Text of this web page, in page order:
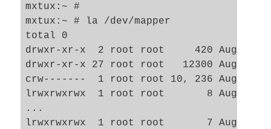
mxtux:~ #
mxtux:~ # la /dev/mapper
total 0
drwxr-xr-x  2 root root     420 Aug  6
drwxr-xr-x 27 root root   12300 Aug  6
crw-------  1 root root 10, 236 Aug  6
lrwxrwxrwx  1 root root       8 Aug  6
...
lrwxrwxrwx  1 root root       7 Aug  6